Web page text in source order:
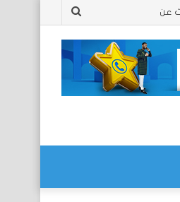
بحث